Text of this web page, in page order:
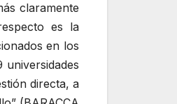
claramente
es la
en los
directa, a